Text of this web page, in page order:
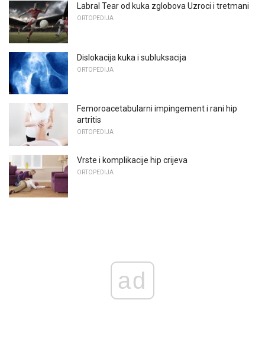
Labral Tear od kuka zglobova Uzroci i tretmani
ORTOPEDIJA
Dislokacija kuka i subluksacija
ORTOPEDIJA
Femoroacetabularni impingement i rani hip
artritis
ORTOPEDIJA
Vrste i komplikacije hip crijeva
ORTOPEDIJA
ad